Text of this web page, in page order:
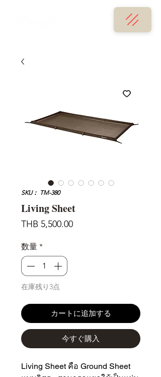
SKU： TM-380
Living Sheet
THB 5,500.00価
数量 *
在庫残り3点
カートに追加する
今すぐ購入
Living Sheet คือ Ground Sheet